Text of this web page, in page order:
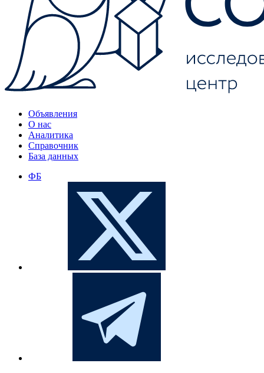
Объявления
О нас
Аналитика
Справочник
База данных
ФБ